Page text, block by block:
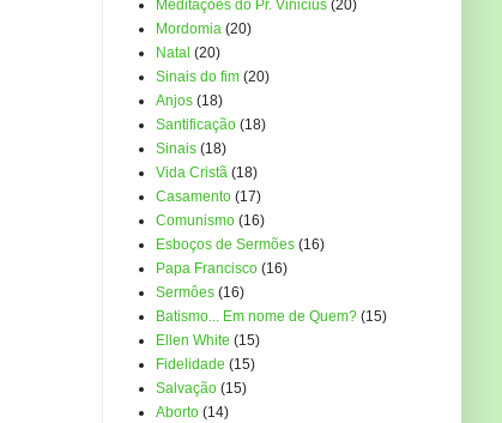
Meditações do Pr. Vinicius (20)
Mordomia (20)
Natal (20)
Sinais do fim (20)
Anjos (18)
Santificação (18)
Sinais (18)
Vida Cristã (18)
Casamento (17)
Comunismo (16)
Esboços de Sermões (16)
Papa Francisco (16)
Sermôes (16)
Batismo... Em nome de Quem? (15)
Ellen White (15)
Fidelidade (15)
Salvação (15)
Aborto (14)